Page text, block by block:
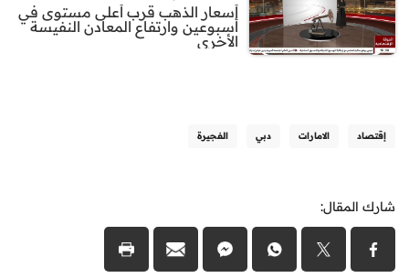
أسعار الذهب قرب أعلى مستوى في
أسبوعين وارتفاع المعادن النفيسة
الأخرى
إقتصاد الامارات دبي الفجيرة
شارك المقال: